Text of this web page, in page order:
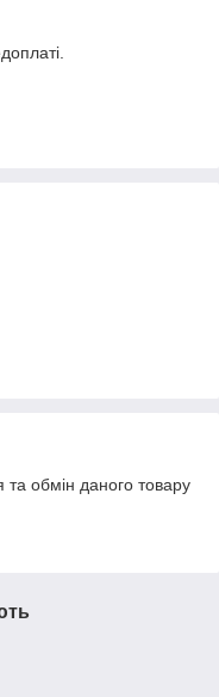
обмін даного товару